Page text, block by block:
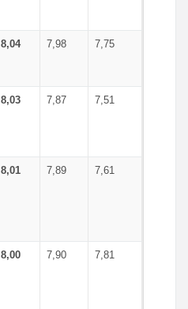
8,04 7,98 7,75
8,03 7,87 7,51
8,01 7,89 7,61
8,00 7,90 7,81